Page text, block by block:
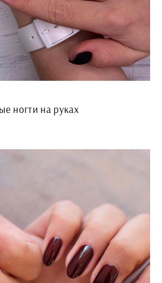
ногти на руках